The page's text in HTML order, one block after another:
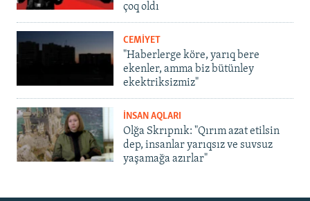
çoq oldı
CEMİYET
"Haberlerge köre, yarıq bere
ekenler, amma biz bütünley
ekektriksizmiz"
İNSAN AQLARI
Olğa Skrıpnık: "Qırım azat etilsin
dep, insanlar yarıqsız ve suvsuz
yaşamağa azırlar"